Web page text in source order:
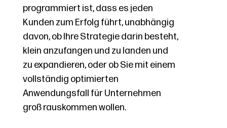
programmiert ist, dass es jeden
Kunden zum Erfolg führt, unabhängig
davon, ob Ihre Strategie darin besteht,
klein anzufangen und zu landen und
zu expandieren, oder ob Sie mit einem
vollständig optimierten
Anwendungsfall für Unternehmen
groß rauskommen wollen.